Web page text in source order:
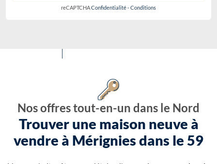
reCAPTCHAConfidentialité-Conditions
Nos offres tout-en-un dans le Nord
Trouver une maison neuve à
vendre à Mérignies dans le 59